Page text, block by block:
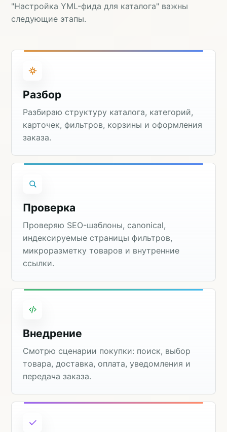
"Настройка YML-фида для каталога" важны
следующие этапы.
Разбор
Разбираю структуру каталога, категорий,
карточек, фильтров, корзины и оформления
заказа.
Проверка
Проверяю SEO-шаблоны, canonical,
индексируемые страницы фильтров,
микроразметку товаров и внутренние
ссылки.
Внедрение
Смотрю сценарии покупки: поиск, выбор
товара, доставка, оплата, уведомления и
передача заказа.